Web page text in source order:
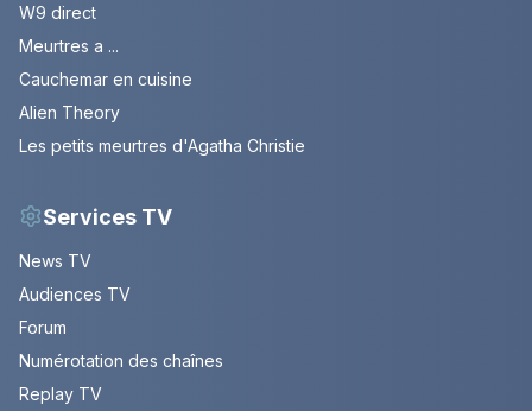
W9 direct
Meurtres a ...
Cauchemar en cuisine
Alien Theory
Les petits meurtres d'Agatha Christie
Services TV
News TV
Audiences TV
Forum
Numérotation des chaînes
Replay TV